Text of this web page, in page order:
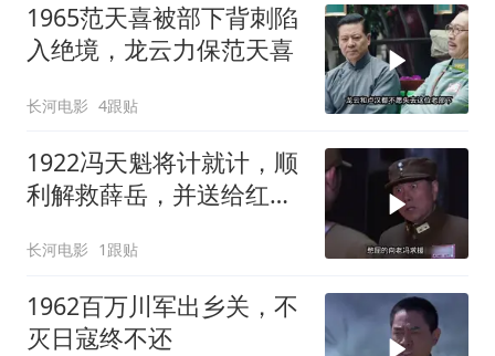
1965范天喜被部下背刺陷
入绝境，龙云力保范天喜
长河电影 4跟贴
1922冯天魁将计就计，顺
利解救薛岳，并送给红军
长河电影 1跟贴
1962百万川军出乡关，不
灭日寇终不还